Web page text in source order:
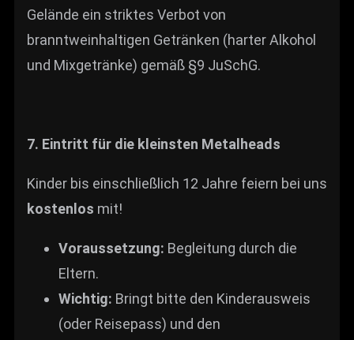
Gelände ein striktes Verbot von
branntweinhaltigen Getränken (harter Alkohol
und Mixgetränke) gemäß §9 JuSchG.
7. Eintritt für die kleinsten Metalheads
Kinder bis einschließlich 12 Jahre feiern bei uns
kostenlos mit!
Voraussetzung: Begleitung durch die
Eltern.
Wichtig: Bringt bitte den Kinderausweis
(oder Reisepass) und den